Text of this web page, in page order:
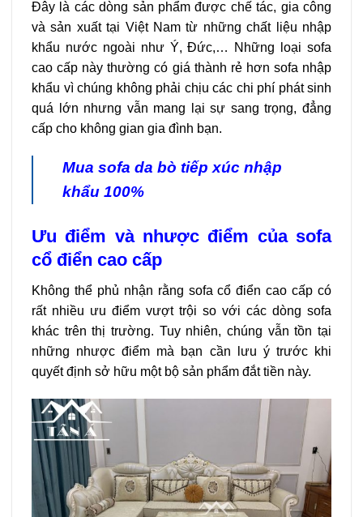
Đây là các dòng sản phẩm được chế tác, gia công
và sản xuất tại Việt Nam từ những chất liệu nhập
khẩu nước ngoài như Ý, Đức,… Những loại sofa
cao cấp này thường có giá thành rẻ hơn sofa nhập
khẩu vì chúng không phải chịu các chi phí phát sinh
quá lớn nhưng vẫn mang lại sự sang trọng, đẳng
cấp cho không gian gia đình bạn.
Mua sofa da bò tiếp xúc nhập
khẩu 100%
Ưu điểm và nhược điểm của sofa
cổ điển cao cấp
Không thể phủ nhận rằng sofa cổ điển cao cấp có
rất nhiều ưu điểm vượt trội so với các dòng sofa
khác trên thị trường. Tuy nhiên, chúng vẫn tồn tại
những nhược điểm mà bạn cần lưu ý trước khi
quyết định sở hữu một bộ sản phẩm đắt tiền này.